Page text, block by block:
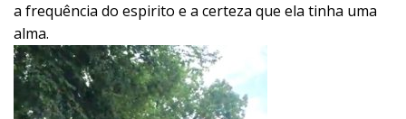
a frequência do espirito e a certeza que ela tinha uma
alma.